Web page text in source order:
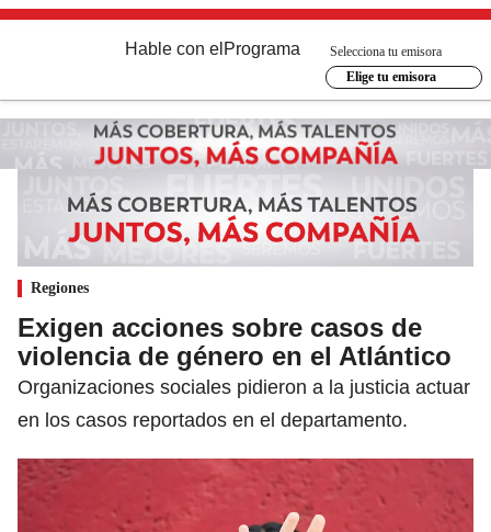
Hable con el Programa
Selecciona tu emisora
Elige tu emisora
Regiones
Exigen acciones sobre casos de
violencia de género en el Atlántico
Organizaciones sociales pidieron a la justicia actuar
en los casos reportados en el departamento.